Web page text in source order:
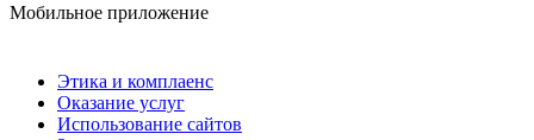
Мобильное приложение
Этика и комплаенс
Оказание услуг
Использование сайтов